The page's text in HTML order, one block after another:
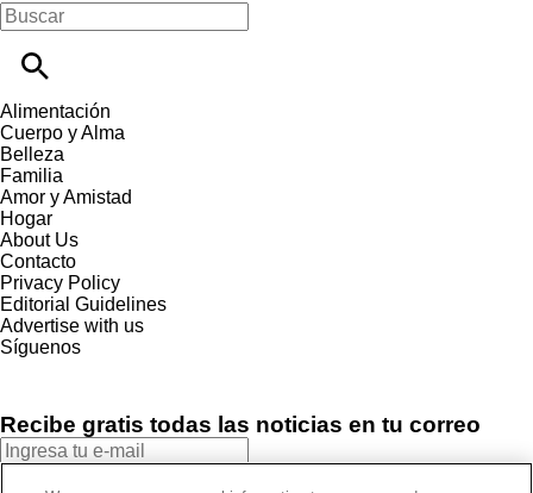
Alimentación
Cuerpo y Alma
Belleza
Familia
Amor y Amistad
Hogar
About Us
Contacto
Privacy Policy
Editorial Guidelines
Advertise with us
Síguenos
Recibe gratis todas las noticias en tu correo